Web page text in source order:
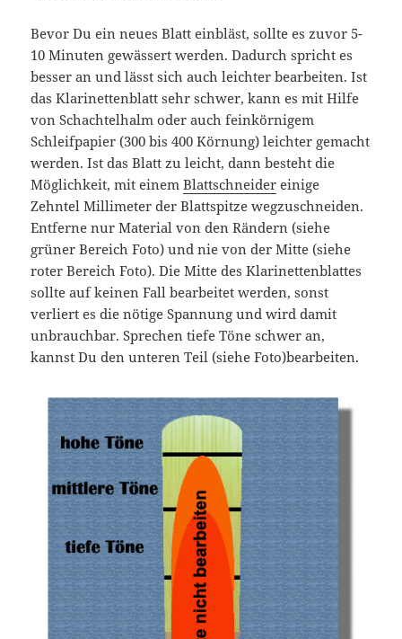
Bevor Du ein neues Blatt einbläst, sollte es zuvor 5-
10 Minuten gewässert werden. Dadurch spricht es
besser an und lässt sich auch leichter bearbeiten. Ist
das Klarinettenblatt sehr schwer, kann es mit Hilfe
von Schachtelhalm oder auch feinkörnigem
Schleifpapier (300 bis 400 Körnung) leichter gemacht
werden. Ist das Blatt zu leicht, dann besteht die
Möglichkeit, mit einemBlattschneider einige
Zehntel Millimeter der Blattspitze wegzuschneiden.
Entferne nur Material von den Rändern (siehe
grüner Bereich Foto) und nie von der Mitte (siehe
roter Bereich Foto). Die Mitte des Klarinettenblattes
sollte auf keinen Fall bearbeitet werden, sonst
verliert es die nötige Spannung und wird damit
unbrauchbar. Sprechen tiefe Töne schwer an,
kannst Du den unteren Teil (siehe Foto)bearbeiten.